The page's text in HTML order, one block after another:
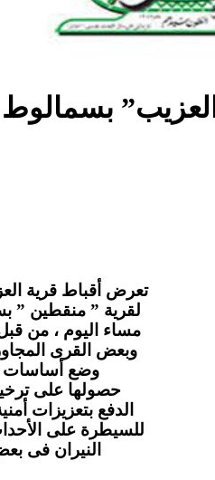
تعرض أقباط قرية
لقرية ” منقطين ”
مساء اليوم ، من
وبعض القرى
وضع أساسات
حصولها على
الدفع بتعزيزات
للسيطرة على
النيران فى